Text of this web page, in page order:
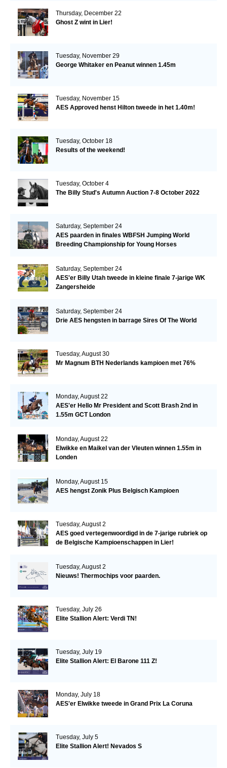
Thursday, December 22
Ghost Z wint in Lier!
Tuesday, November 29
George Whitaker en Peanut winnen 1.45m
Tuesday, November 15
AES Approved henst Hilton tweede in het 1.40m!
Tuesday, October 18
Results of the weekend!
Tuesday, October 4
The Billy Stud's Autumn Auction 7-8 October 2022
Saturday, September 24
AES paarden in finales WBFSH Jumping World
Breeding Championship for Young Horses
Saturday, September 24
AES'er Billy Utah tweede in kleine finale 7-jarige WK
Zangersheide
Saturday, September 24
Drie AES hengsten in barrage Sires Of The World
Tuesday, August 30
Mr Magnum BTH Nederlands kampioen met 76%
Monday, August 22
AES'er Hello Mr President and Scott Brash 2nd in
1.55m GCT London
Monday, August 22
Elwikke en Maikel van der Vleuten winnen 1.55m in
Londen
Monday, August 15
AES hengst Zonik Plus Belgisch Kampioen
Tuesday, August 2
AES goed vertegenwoordigd in de 7-jarige rubriek op
de Belgische Kampioenschappen in Lier!
Tuesday, August 2
Nieuws! Thermochips voor paarden.
Tuesday, July 26
Elite Stallion Alert: Verdi TN!
Tuesday, July 19
Elite Stallion Alert: El Barone 111 Z!
Monday, July 18
AES'er Elwikke tweede in Grand Prix La Coruna
Tuesday, July 5
Elite Stallion Alert! Nevados S